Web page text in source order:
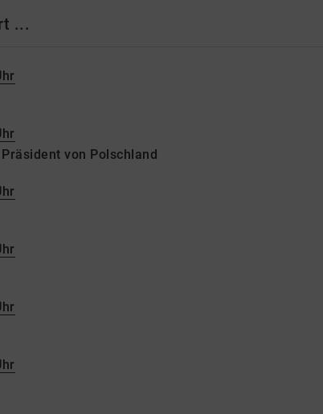
...
von Polschland